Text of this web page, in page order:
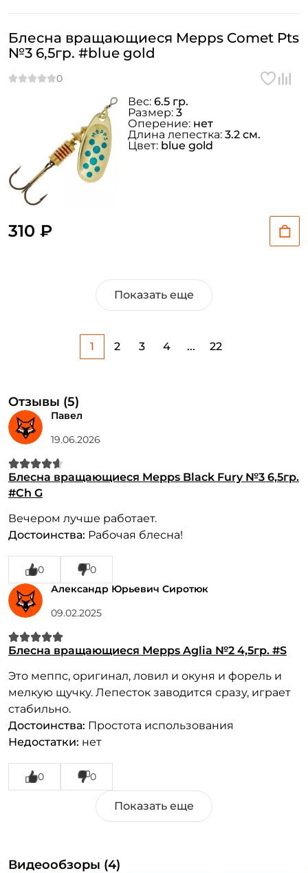
Блесна вращающиеся Mepps Comet Pts
№3 6,5гр. #blue gold
310 ₽
Вес: 6.5 гр.
Размер: 3
Оперение: нет
Длина лепестка: 3.2 см.
Цвет: blue gold
Показать еще
1 2 3 4 ... 22
Отзывы (5)
Павел
19.06.2026
Блесна вращающиеся Mepps Black Fury №3 6,5гр.
#Ch G
Вечером лучше работает.
Достоинства: Рабочая блесна!
0
0
Александр Юрьевич Сиротюк
09.02.2025
Блесна вращающиеся Mepps Aglia №2 4,5гр. #S
Это меппс, оригинал, ловил и окуня и форель и
мелкую щучку. Лепесток заводится сразу, играет
стабильно.
Достоинства: Простота использования
Недостатки: нет
0 0
Видеообзоры (4)